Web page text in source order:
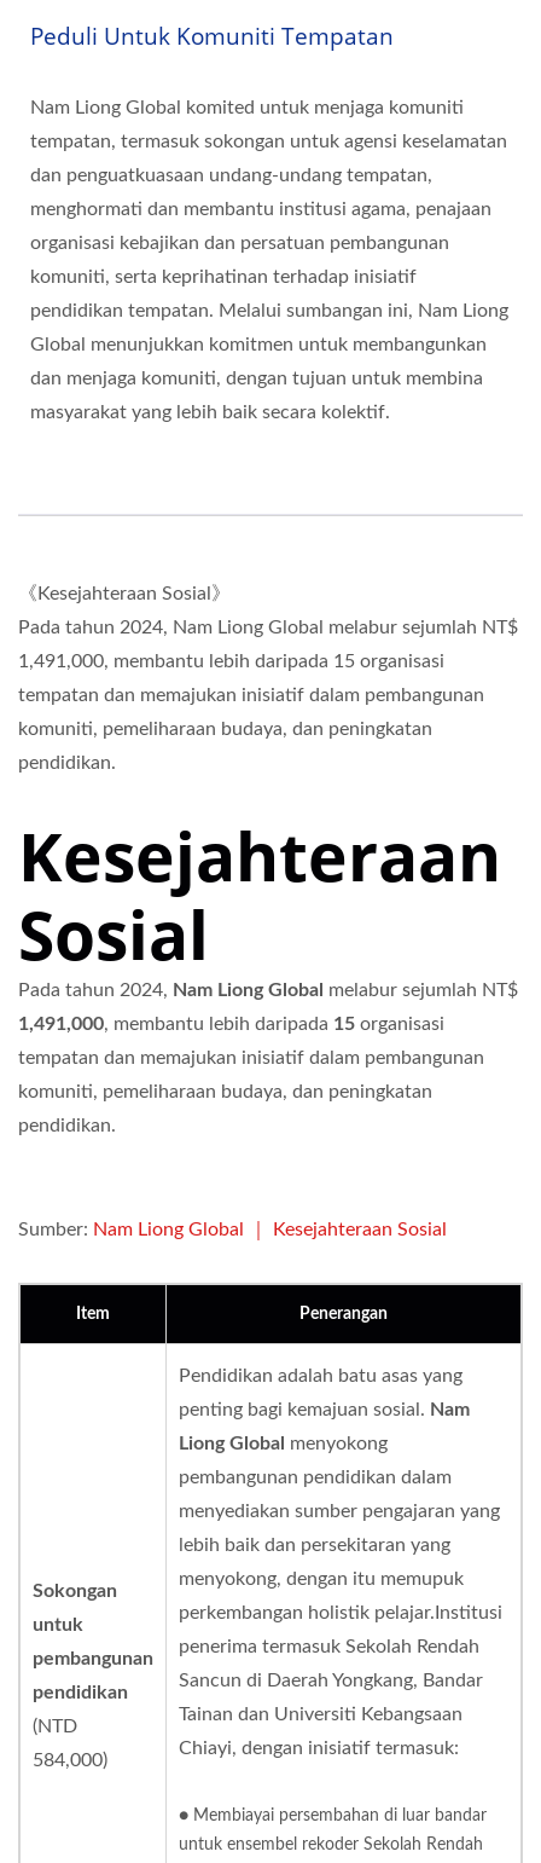
Peduli Untuk Komuniti Tempatan
Nam Liong Global komited untuk menjaga komuniti
tempatan, termasuk sokongan untuk agensi keselamatan
dan penguatkuasaan undang-undang tempatan,
menghormati dan membantu institusi agama, penajaan
organisasi kebajikan dan persatuan pembangunan
komuniti, serta keprihatinan terhadap inisiatif
pendidikan tempatan. Melalui sumbangan ini, Nam Liong
Global menunjukkan komitmen untuk membangunkan
dan menjaga komuniti, dengan tujuan untuk membina
masyarakat yang lebih baik secara kolektif.
《Kesejahteraan Sosial》
Pada tahun 2024, Nam Liong Global melabur sejumlah NT$
1,491,000, membantu lebih daripada 15 organisasi
tempatan dan memajukan inisiatif dalam pembangunan
komuniti, pemeliharaan budaya, dan peningkatan
pendidikan.
Kesejahteraan
Sosial
Pada tahun 2024, Nam Liong Global melabur sejumlah NT$
1,491,000, membantu lebih daripada 15 organisasi
tempatan dan memajukan inisiatif dalam pembangunan
komuniti, pemeliharaan budaya, dan peningkatan
pendidikan.
Sumber: Nam Liong Global ｜ Kesejahteraan Sosial
Item Penerangan
Sokongan
untuk
pembangunan
pendidikan
(NTD
584,000)
Pendidikan adalah batu asas yang
penting bagi kemajuan sosial. Nam
Liong Global menyokong
pembangunan pendidikan dalam
menyediakan sumber pengajaran yang
lebih baik dan persekitaran yang
menyokong, dengan itu memupuk
perkembangan holistik pelajar.Institusi
penerima termasuk Sekolah Rendah
Sancun di Daerah Yongkang, Bandar
Tainan dan Universiti Kebangsaan
Chiayi, dengan inisiatif termasuk:
● Membiayai persembahan di luar bandar
untuk ensembel rekoder Sekolah Rendah